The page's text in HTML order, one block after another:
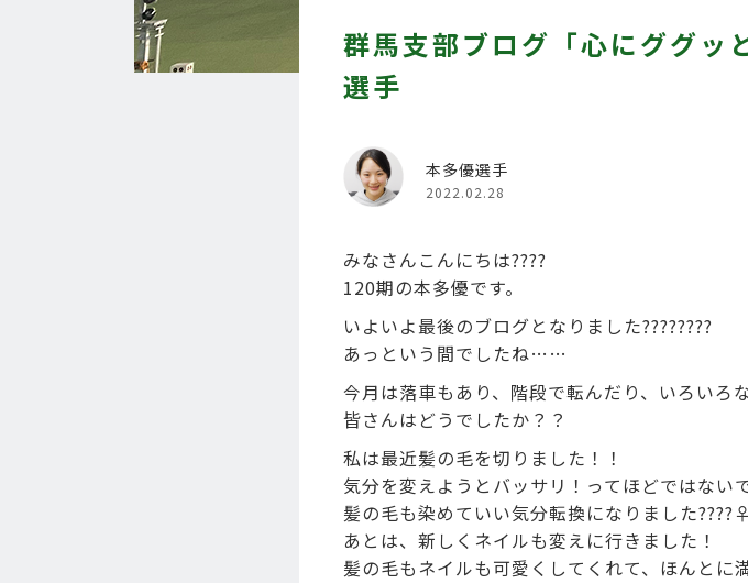
群馬支部ブログ「心にググ
選手
本多優選手
2022.02.28
みなさんこんにちは????
120期の本多優です。
いよいよ最後のブログとなりました????????
あっという間でしたね……
今月は落車もあり、階段で転んだり、いろいろ
皆さんはどうでしたか？？
私は最近髪の毛を切りました！！
気分を変えようとバッサリ！ってほどではない
髪の毛も染めていい気分転換になりました????‍♀️
あとは、新しくネイルも変えに行きました！
髪の毛もネイルも可愛くしてくれて、ほんとに